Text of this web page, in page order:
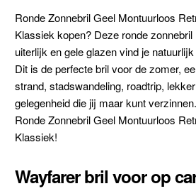
Ronde Zonnebril Geel Montuurloos
Klassiek kopen? Deze ronde
uiterlijk en gele glazen vind je
Dit is de perfecte bril voor de zomer,
strand, stadswandeling, roadtrip,
gelegenheid die jij maar kunt
Ronde Zonnebril Geel Montuurloos
Klassiek!
Wayfarer bril voor op